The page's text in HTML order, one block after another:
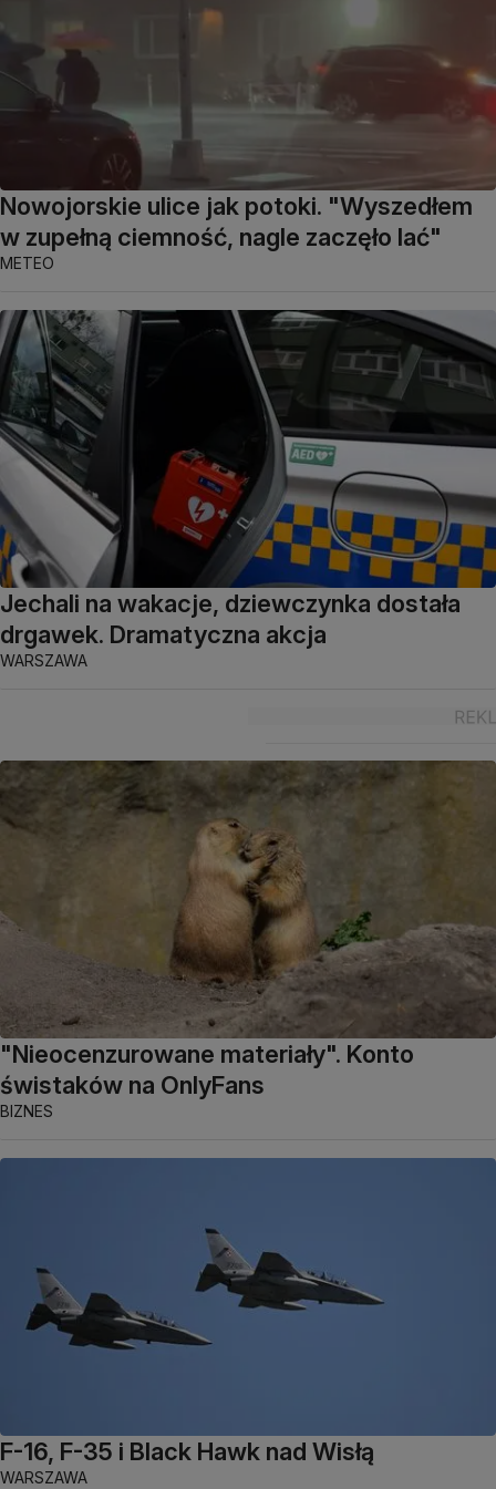
Nowojorskie ulice jak potoki. "Wyszedłem
w zupełną ciemność, nagle zaczęło lać"
METEO
Jechali na wakacje, dziewczynka dostała
drgawek. Dramatyczna akcja
WARSZAWA
"Nieocenzurowane materiały". Konto
świstaków na OnlyFans
BIZNES
F-16, F-35 i Black Hawk nad Wisłą
WARSZAWA